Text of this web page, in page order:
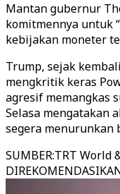
Mantan gubernur
komitmennya untuk
kebijakan moneter
Trump, sejak
mengkritik keras
agresif memangkas
Selasa mengatakan
segera menurunkan
SUMBER:TRT World